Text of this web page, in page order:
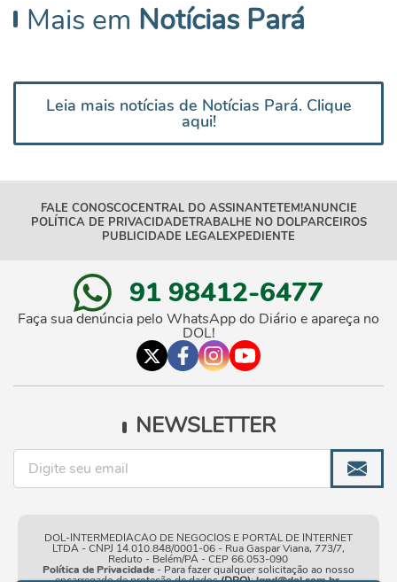
Mais em Notícias Pará
Leia mais notícias de Notícias Pará. Clique
aqui!
FALE CONOSCOCENTRAL DO ASSINANTETEM!ANUNCIE
POLÍTICA DE PRIVACIDADETRABALHE NO DOLPARCEIROS
PUBLICIDADE LEGALEXPEDIENTE
91 98412-6477
Faça sua denúncia pelo WhatsApp do Diário e apareça no
DOL!
NEWSLETTER
DOL-INTERMEDIACAO DE NEGOCIOS E PORTAL DE INTERNET
LTDA - CNPJ 14.010.848/0001-06 - Rua Gaspar Viana, 773/7,
Reduto - Belém/PA - CEP 66.053-090
Política de Privacidade- Para fazer qualquer solicitação ao nosso